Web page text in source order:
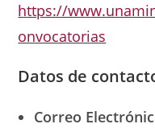
https://
onvocatorias
Datos de
Correo